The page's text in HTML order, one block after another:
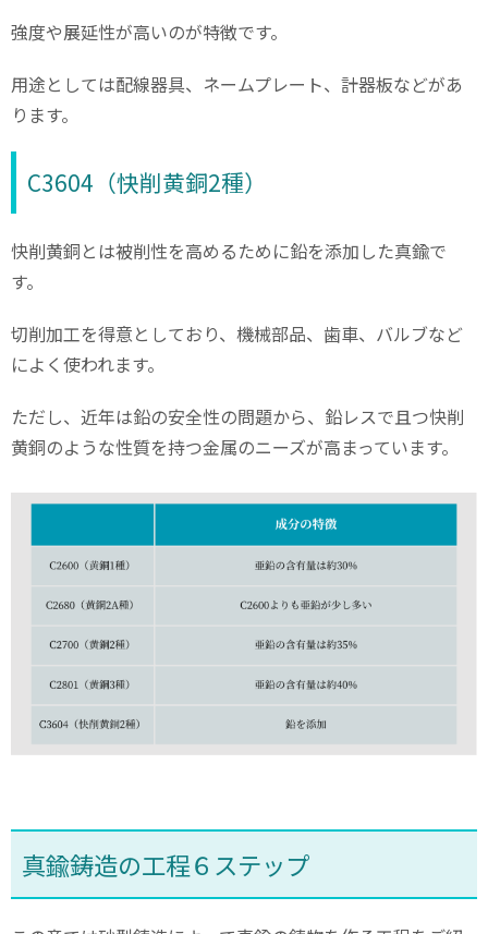
強度や展延性が高いのが特徴です。
用途としては配線器具、ネームプレート、計器板などがあ
ります。
C3604（快削黄銅2種）
快削黄銅とは被削性を高めるために鉛を添加した真鍮で
す。
切削加工を得意としており、機械部品、歯車、バルブなど
によく使われます。
ただし、近年は鉛の安全性の問題から、鉛レスで且つ快削
黄銅のような性質を持つ金属のニーズが高まっています。
真鍮鋳造の工程６ステップ